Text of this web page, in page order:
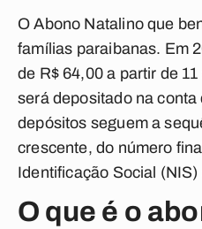
O Abono Natalino que
famílias paraibanas. Em
de R$ 64,00 a partir de
será depositado na
depósitos seguem a
crescente, do número
Identificação Social
O que é o